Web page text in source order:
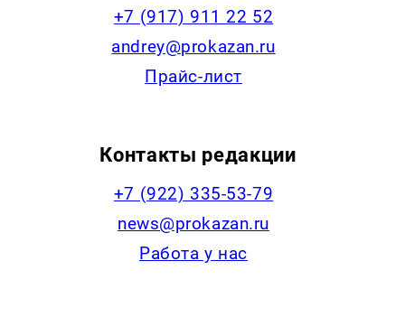
+7 (917) 911 22 52
andrey@prokazan.ru
Прайс-лист
Контакты редакции
+7 (922) 335-53-79
news@prokazan.ru
Работа у нас